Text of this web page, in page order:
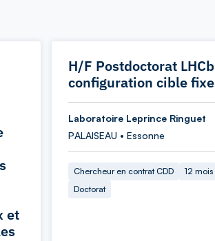
et
H/F Postdoctorat LHCb
configuration cible fixe
Laboratoire Leprince Ringuet
PALAISEAU • Essonne
Chercheur en contrat CDD
12 mois
Doctorat